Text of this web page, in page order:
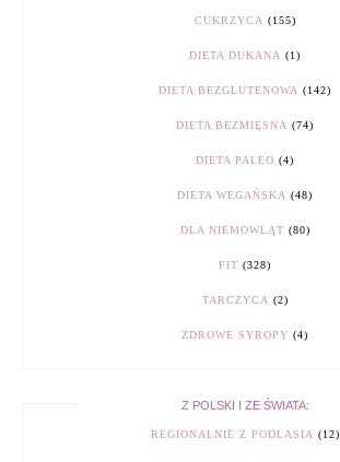
CUKRZYCA (155)
DIETA DUKANA (1)
DIETA BEZGLUTENOWA (142)
DIETA BEZMIĘSNA (74)
DIETA PALEO (4)
DIETA WEGAŃSKA (48)
DLA NIEMOWLĄT (80)
FIT (328)
TARCZYCA (2)
ZDROWE SYROPY (4)
Z POLSKI I ZE ŚWIATA:
REGIONALNIE Z PODLASIA (12)